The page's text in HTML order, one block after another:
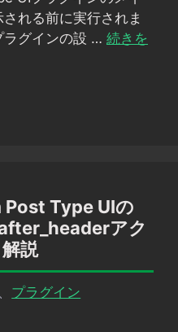
れる前に実行されま
ラグインの設 … 続きを
Type UIの
アク
説
プラグイン